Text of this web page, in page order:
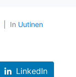
In Uutinen
LinkedIn